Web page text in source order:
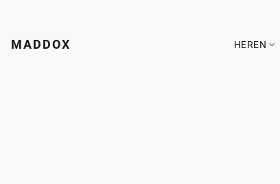
MADDOX HEREN